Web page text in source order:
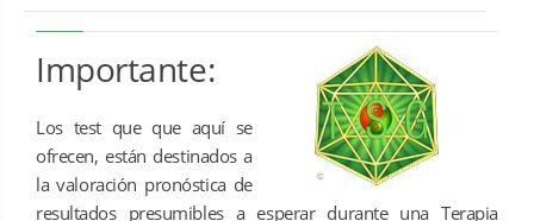
Importante:
Los test que que aquí se
ofrecen, están destinados a
la valoración pronóstica de
resultados presumibles a esperar durante una Terapia